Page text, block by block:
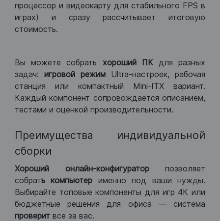
процессор и видеокарту для стабильного FPS в
играх) и сразу рассчитывает итоговую
стоимость.
Вы можете собрать хороший ПКдля разных
задач: игровой режим Ultra-настроек, рабочая
станция или компактный Mini-ITX вариант.
Каждый компонент сопровождается описанием,
тестами и оценкой производительности.
Преимущества индивидуальной
сборки
Хороший онлайн-конфигураторпозволяет
собрать компьютер именно под ваши нужды.
Выбирайте топовые компоненты для игр 4К или
бюджетные решения для офиса — система
проверит все за вас.